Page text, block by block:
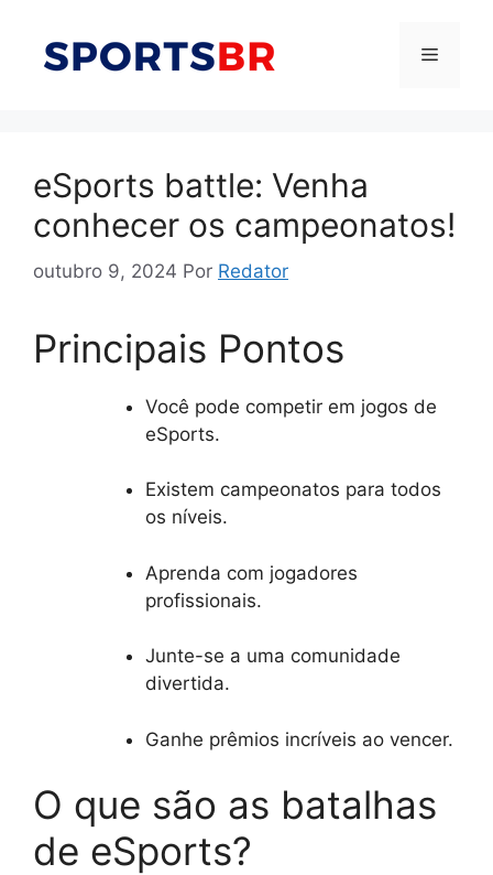
Menu
eSports battle: Venha
conhecer os campeonatos!
outubro 9, 2024 Por Redator
Principais Pontos
Você pode competir em jogos de
eSports.
Existem campeonatos para todos
os níveis.
Aprenda com jogadores
profissionais.
Junte-se a uma comunidade
divertida.
Ganhe prêmios incríveis ao vencer.
O que são as batalhas
de eSports?